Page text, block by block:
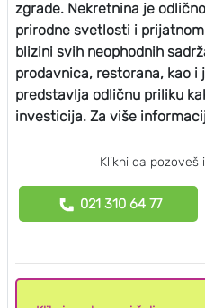
zgrade. Nekretnina je
prirodne svetlosti i
blizini svih neophodnih
prodavnica, restorana, kao i
predstavlja odličnu priliku
investicija. Za više
Klikni da pozoveš
021 310 64 77